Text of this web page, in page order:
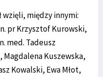
wzięli, między innymi:
pr Krzysztof Kurowski,
med. Tadeusz
Kuszewska,
Kowalski, Ewa Młot,